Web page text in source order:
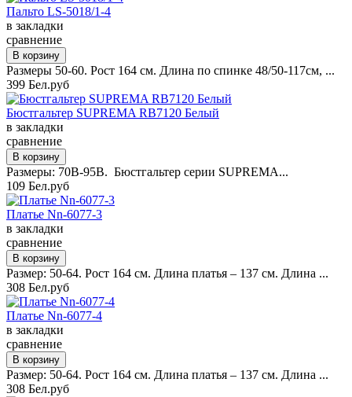
Пальто LS-5018/1-4
в закладки
сравнение
Размеры 50-60. Рост 164 см. Длина по спинке 48/50-117см, ...
399 Бел.руб
Бюстгальтер SUPREMA RB7120 Белый
в закладки
сравнение
Размеры: 70B-95B. Бюстгальтер серии SUPREMA...
109 Бел.руб
Платье Nn-6077-3
в закладки
сравнение
Размер: 50-64. Рост 164 см. Длина платья – 137 см. Длина ...
308 Бел.руб
Платье Nn-6077-4
в закладки
сравнение
Размер: 50-64. Рост 164 см. Длина платья – 137 см. Длина ...
308 Бел.руб